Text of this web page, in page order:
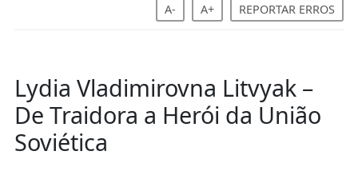
A- A+ REPORTAR ERROS
Lydia Vladimirovna Litvyak –
De Traidora a Herói da União
Soviética